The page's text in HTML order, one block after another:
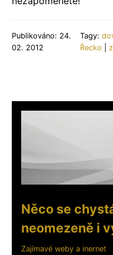
Publikováno: 24.
02. 2012
Tagy:
Řecko |
Něco se
neomezeně i
Zajímavé weby a inernet